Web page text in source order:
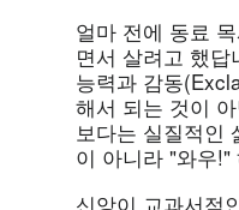
얼마 전에 동료
면서 살려고 했
능력과 감동
해서 되는 것이
보다는 실질적인
이 아니라 "와우
신앙이 교과서적